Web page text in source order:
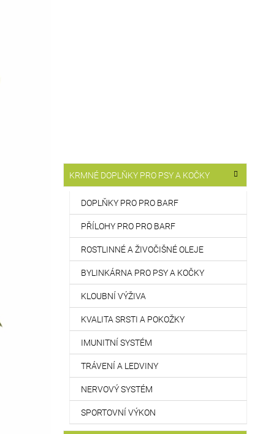
kategorie
a
KRMNÉ DOPLŇKY PRO PSY A KOČKY
DOPLŇKY PRO PRO BARF
PŘÍLOHY PRO PRO BARF
ROSTLINNÉ A ŽIVOČIŠNÉ OLEJE
BYLINKÁRNA PRO PSY A KOČKY
KLOUBNÍ VÝŽIVA
KVALITA SRSTI A POKOŽKY
IMUNITNÍ SYSTÉM
TRÁVENÍ A LEDVINY
NERVOVÝ SYSTÉM
SPORTOVNÍ VÝKON